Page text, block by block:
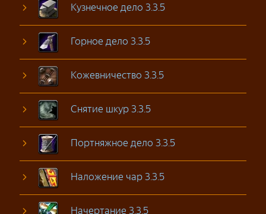
Кузнечное дело 3.3.5
Горное дело 3.3.5
Кожевничество 3.3.5
Снятие шкур 3.3.5
Портняжное дело 3.3.5
Наложение чар 3.3.5
Начертание 3.3.5